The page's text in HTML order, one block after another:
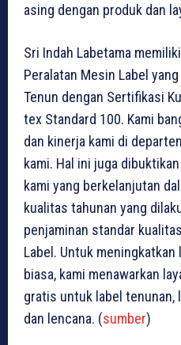
asing dengan produk dan
Sri Indah Labetama
Peralatan Mesin Label
Tenun dengan Sertifikasi
tex Standard 100. Kami
dan kinerja kami di
kami. Hal ini juga
kami yang berkelanjutan
kualitas tahunan yang
penjaminan standar
Label. Untuk meningkatkan
biasa, kami menawarkan
gratis untuk label tenunan,
dan lencana. (sumber)